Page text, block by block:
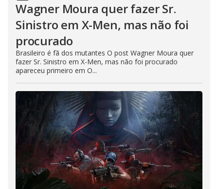
Wagner Moura quer fazer Sr.
Sinistro em X-Men, mas não foi
procurado
Brasileiro é fã dos mutantes O post Wagner Moura quer
fazer Sr. Sinistro em X-Men, mas não foi procurado
apareceu primeiro em O...